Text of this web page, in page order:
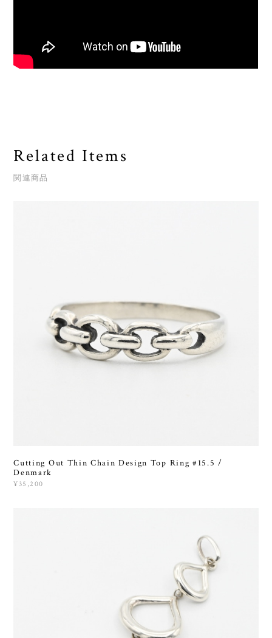
Related Items
関連商品
Cutting Out Thin Chain Design Top Ring #15.5 /
Denmark
¥35,200